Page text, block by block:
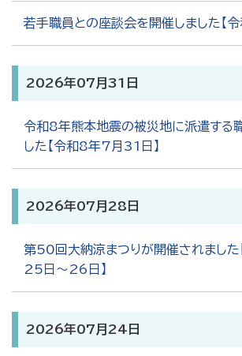
若手職員との座談会を開催しました【
2026年07月31日
令和8年熊本地震の被災地に派遣する
した【令和8年7月31日】
2026年07月28日
第50回大納涼まつりが開催されました
25日～26日】
2026年07月24日